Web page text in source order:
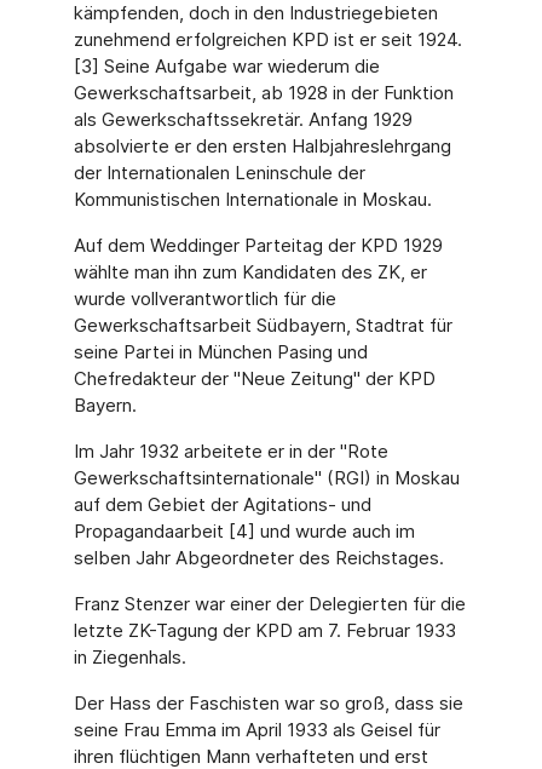
kämpfenden, doch in den Industriegebieten
zunehmend erfolgreichen KPD ist er seit 1924.
[3] Seine Aufgabe war wiederum die
Gewerkschaftsarbeit, ab 1928 in der Funktion
als Gewerkschaftssekretär. Anfang 1929
absolvierte er den ersten Halbjahreslehrgang
der Internationalen Leninschule der
Kommunistischen Internationale in Moskau.
Auf dem Weddinger Parteitag der KPD 1929
wählte man ihn zum Kandidaten des ZK, er
wurde vollverantwortlich für die
Gewerkschaftsarbeit Südbayern, Stadtrat für
seine Partei in München Pasing und
Chefredakteur der "Neue Zeitung" der KPD
Bayern.
Im Jahr 1932 arbeitete er in der "Rote
Gewerkschaftsinternationale" (RGI) in Moskau
auf dem Gebiet der Agitations- und
Propagandaarbeit [4] und wurde auch im
selben Jahr Abgeordneter des Reichstages.
Franz Stenzer war einer der Delegierten für die
letzte ZK-Tagung der KPD am 7. Februar 1933
in Ziegenhals.
Der Hass der Faschisten war so groß, dass sie
seine Frau Emma im April 1933 als Geisel für
ihren flüchtigen Mann verhafteten und erst